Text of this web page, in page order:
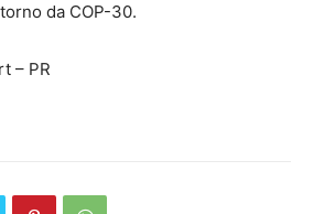
da COP-30.
– PR